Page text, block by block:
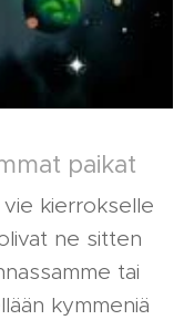
paikat
kierrokselle
ne sitten
tai
kymmeniä